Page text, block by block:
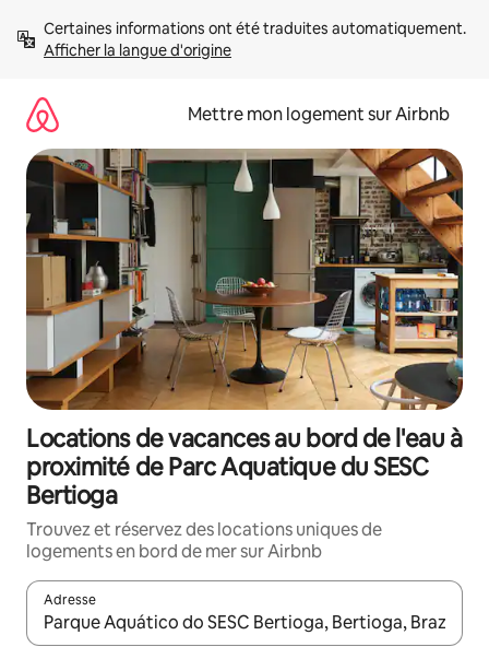
directement
Afficher la langue d'origine
Mettre mon logement sur Airbnb
Locations de vacances au bord de l'eau à
proximité de Parc Aquatique du SESC
Bertioga
Trouvez et réservez des locations uniques de
logements en bord de mer sur Airbnb
Adresse
Lorsque les résultats s'affichent, utilisez les flèches vers le